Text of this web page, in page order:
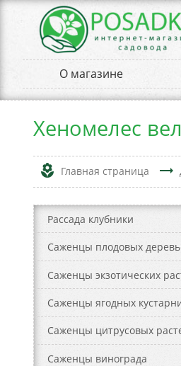
О магазине
Хеномелес
local_florist Главная страница trending_flat
Рассада клубники
Саженцы плодовых
Саженцы экзотических
Саженцы ягодных
Саженцы цитрусовых
Саженцы винограда